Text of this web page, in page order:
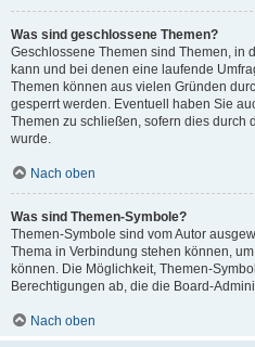
Was sind geschlossene Themen?
Geschlossene Themen sind Themen, in
kann und bei denen eine laufende
Themen können aus vielen Gründen
gesperrt werden. Eventuell haben Sie
Themen zu schließen, sofern dies durch
wurde.
Nach oben
Was sind Themen-Symbole?
Themen-Symbole sind vom Autor
Thema in Verbindung stehen können,
können. Die Möglichkeit, Themen-
Berechtigungen ab, die die Board-
Nach oben